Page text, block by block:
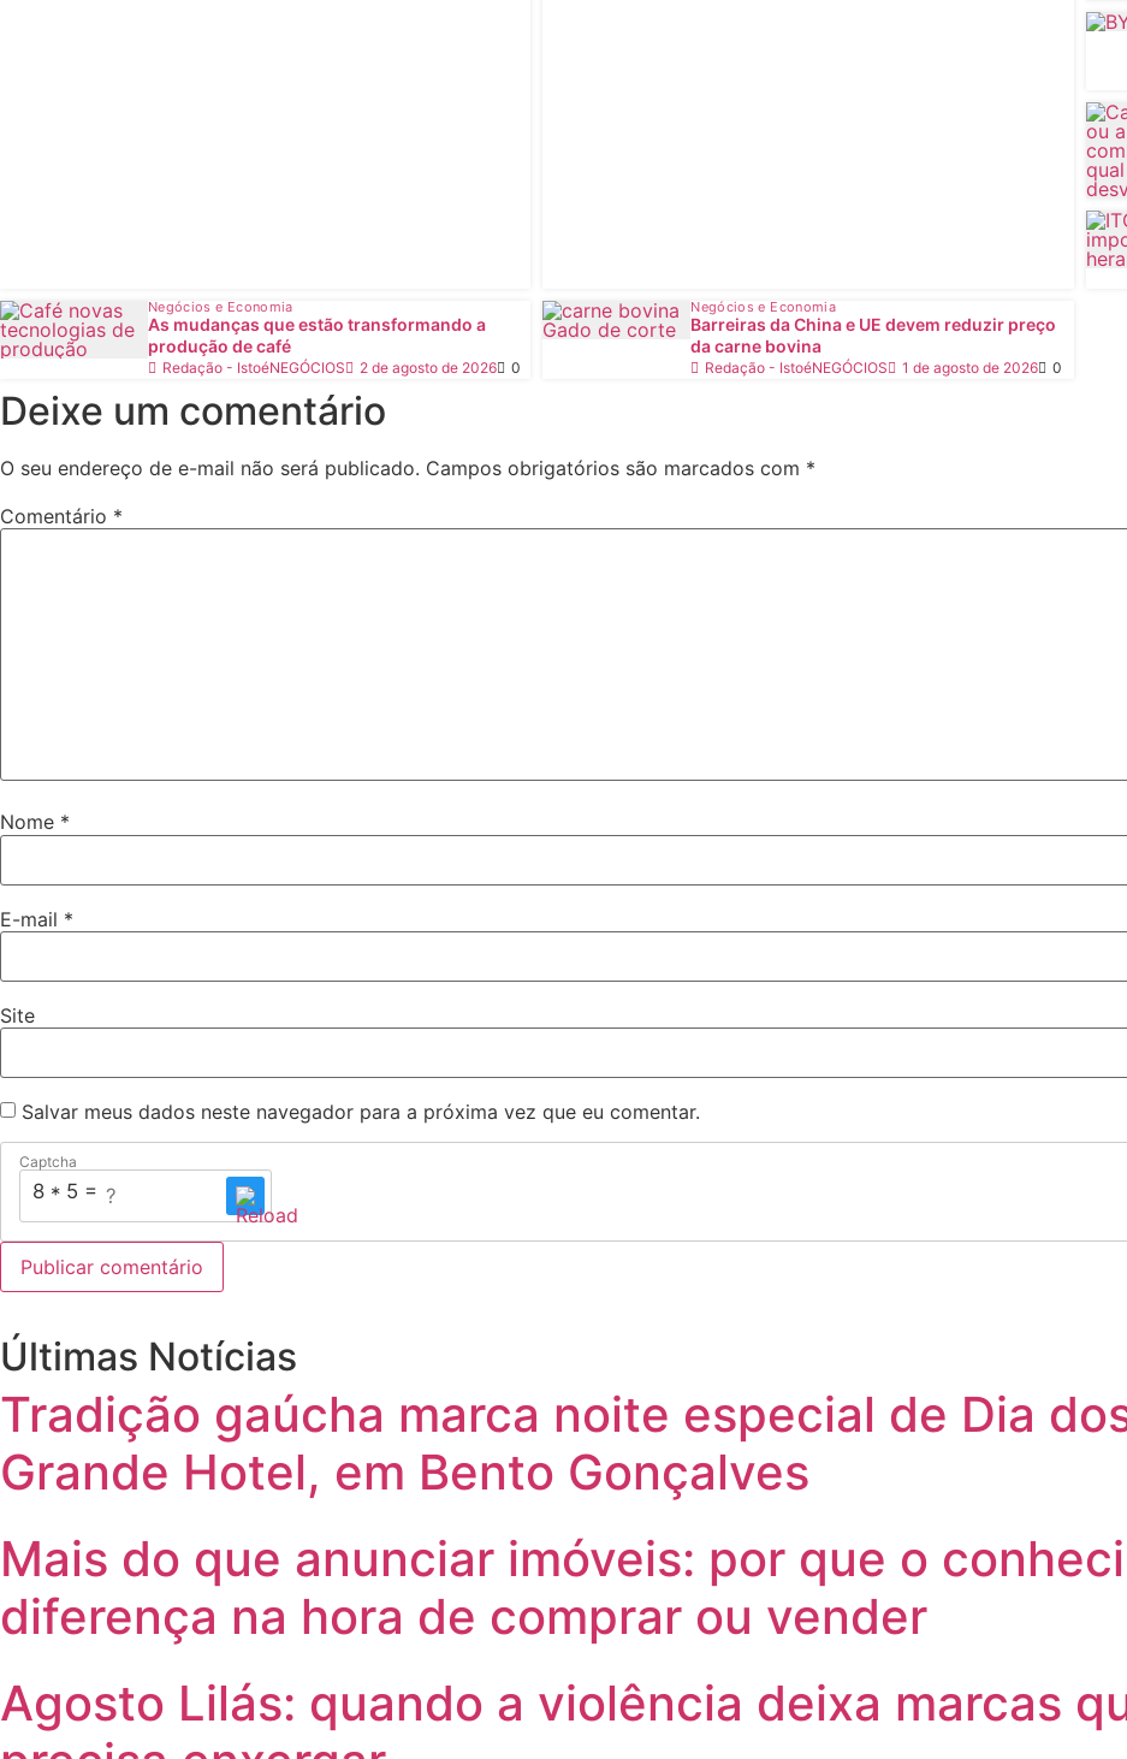
Negócios e Economia
As mudanças que estão transformando a
produção de café
Redação - IstoéNEGÓCIOS 2 de agosto de 2026 0
Negócios e Economia
Barreiras da China e UE devem reduzir preço
da carne bovina
Redação - IstoéNEGÓCIOS 1 de agosto de 2026 0
Deixe um comentário
O seu endereço de e-mail não será publicado. Campos obrigatórios são marcados com *
Comentário *
Nome *
E-mail *
Site
Salvar meus dados neste navegador para a próxima vez que eu comentar.
Captcha
8 * 5 = ?
Últimas Notícias
Tradição gaúcha marca noite especial de Dia
Grande Hotel, em Bento Gonçalves
Mais do que anunciar imóveis: por que o
diferença na hora de comprar ou vender
Agosto Lilás: quando a violência deixa marcas